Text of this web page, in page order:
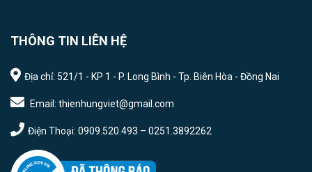
THÔNG TIN LIÊN HỆ
Địa chỉ: 521/1 - KP 1 - P. Long Bình - Tp. Biên Hòa - Đồng Nai
Email: thienhungviet@gmail.com
Điện Thoại: 0909.520.493 – 0251.3892262